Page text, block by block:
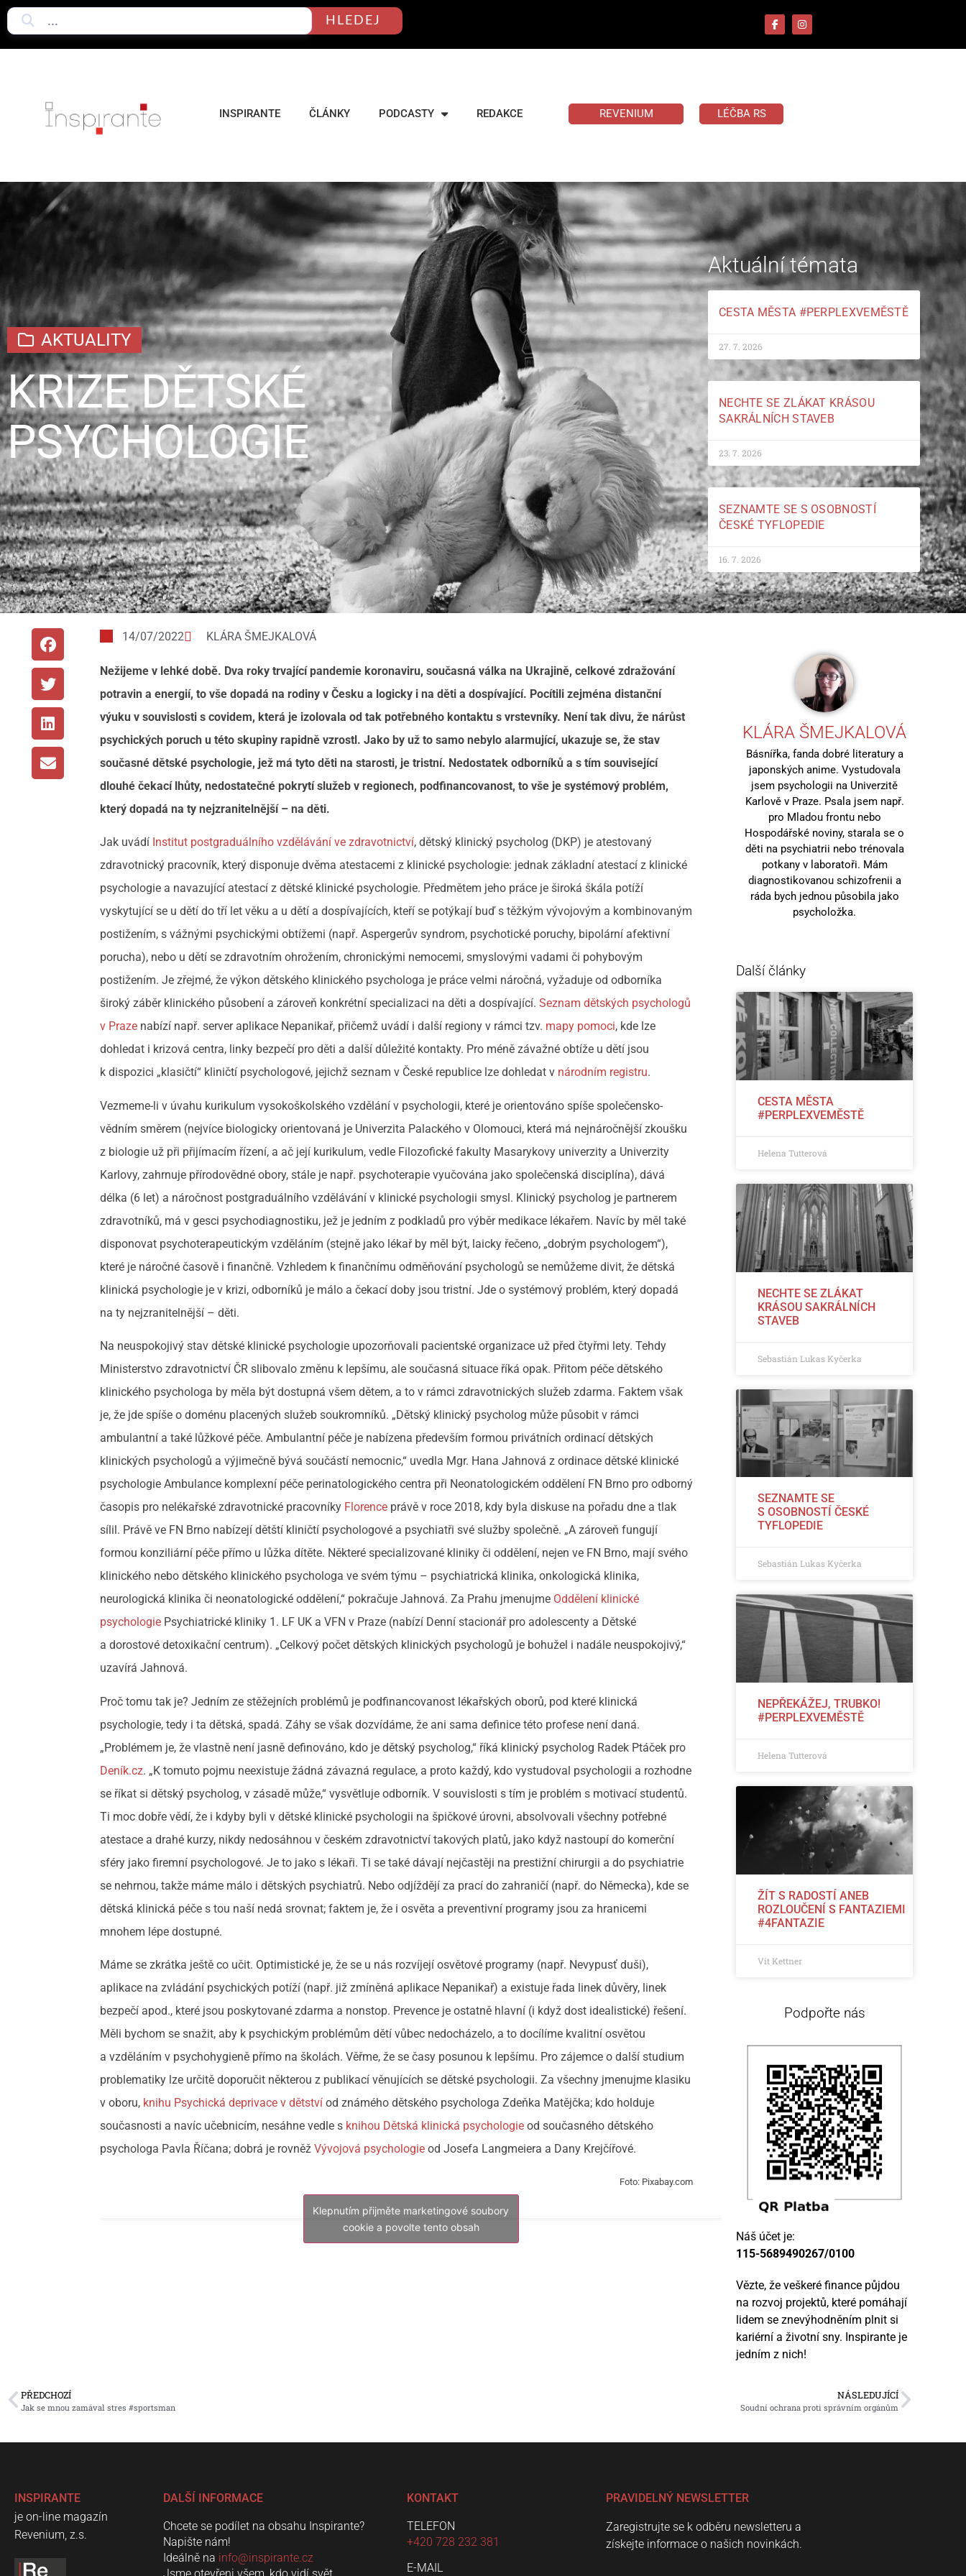
HLEDEJ
INSPIRANTE ČLÁNKY PODCASTY REDAKCE REVENIUM LÉČBA RS
AKTUALITY
KRIZE DĚTSKÉ
PSYCHOLOGIE
Aktuální témata
CESTA MĚSTA #PERPLEXVEMĚSTĚ
27. 7. 2026
NECHTE SE ZLÁKAT KRÁSOU
SAKRÁLNÍCH STAVEB
23. 7. 2026
SEZNAMTE SE S OSOBNOSTÍ
ČESKÉ TYFLOPEDIE
16. 7. 2026
14/07/2022 KLÁRA ŠMEJKALOVÁ
Nežijeme v lehké době. Dva roky trvající pandemie koronaviru, současná válka na Ukrajině, celkové zdražování
potravin a energií, to vše dopadá na rodiny v Česku a logicky i na děti a dospívající. Pocítili zejména distanční
výuku v souvislosti s covidem, která je izolovala od tak potřebného kontaktu s vrstevníky. Není tak divu, že nárůst
psychických poruch u této skupiny rapidně vzrostl. Jako by už to samo nebylo alarmující, ukazuje se, že stav
současné dětské psychologie, jež má tyto děti na starosti, je tristní. Nedostatek odborníků a s tím související
dlouhé čekací lhůty, nedostatečné pokrytí služeb v regionech, podfinancovanost, to vše je systémový problém,
který dopadá na ty nejzranitelnější – na děti.
Jak uvádí Institut postgraduálního vzdělávání ve zdravotnictví, dětský klinický psycholog (DKP) je atestovaný
zdravotnický pracovník, který disponuje dvěma atestacemi z klinické psychologie: jednak základní atestací z klinické
psychologie a navazující atestací z dětské klinické psychologie. Předmětem jeho práce je široká škála potíží
vyskytující se u dětí do tří let věku a u dětí a dospívajících, kteří se potýkají buď s těžkým vývojovým a kombinovaným
postižením, s vážnými psychickými obtížemi (např. Aspergerův syndrom, psychotické poruchy, bipolární afektivní
porucha), nebo u dětí se zdravotním ohrožením, chronickými nemocemi, smyslovými vadami či pohybovým
postižením. Je zřejmé, že výkon dětského klinického psychologa je práce velmi náročná, vyžaduje od odborníka
široký záběr klinického působení a zároveň konkrétní specializaci na děti a dospívající.Seznam dětských psychologů
v Praze nabízí např. server aplikace Nepanikař, přičemž uvádí i další regiony v rámci tzv. mapy pomoci, kde lze
dohledat i krizová centra, linky bezpečí pro děti a další důležité kontakty. Pro méně závažné obtíže u dětí jsou
k dispozici „klasičtí“ kliničtí psychologové, jejichž seznam v České republice lze dohledat v národním registru.
Vezmeme-li v úvahu kurikulum vysokoškolského vzdělání v psychologii, které je orientováno spíše společensko-
vědním směrem (nejvíce biologicky orientovaná je Univerzita Palackého v Olomouci, která má nejnáročnější zkoušku
z biologie už při přijímacím řízení, a ač její kurikulum, vedle Filozofické fakulty Masarykovy univerzity a Univerzity
Karlovy, zahrnuje přírodovědné obory, stále je např. psychoterapie vyučována jako společenská disciplína), dává
délka (6 let) a náročnost postgraduálního vzdělávání v klinické psychologii smysl. Klinický psycholog je partnerem
zdravotníků, má v gesci psychodiagnostiku, jež je jedním z podkladů pro výběr medikace lékařem. Navíc by měl také
disponovat psychoterapeutickým vzděláním (stejně jako lékař by měl být, laicky řečeno, „dobrým psychologem“),
které je náročné časově i finančně. Vzhledem k finančnímu odměňování psychologů se nemůžeme divit, že dětská
klinická psychologie je v krizi, odborníků je málo a čekací doby jsou tristní. Jde o systémový problém, který dopadá
na ty nejzranitelnější – děti.
Na neuspokojivý stav dětské klinické psychologie upozorňovali pacientské organizace už před čtyřmi lety. Tehdy
Ministerstvo zdravotnictví ČR slibovalo změnu k lepšímu, ale současná situace říká opak. Přitom péče dětského
klinického psychologa by měla být dostupná všem dětem, a to v rámci zdravotnických služeb zdarma. Faktem však
je, že jde spíše o doménu placených služeb soukromníků. „Dětský klinický psycholog může působit v rámci
ambulantní a také lůžkové péče. Ambulantní péče je nabízena především formou privátních ordinací dětských
klinických psychologů a výjimečně bývá součástí nemocnic,“ uvedla Mgr. Hana Jahnová z ordinace dětské klinické
psychologie Ambulance komplexní péče perinatologického centra při Neonatologickém oddělení FN Brno pro odborný
časopis pro nelékařské zdravotnické pracovníky Florence právě v roce 2018, kdy byla diskuse na pořadu dne a tlak
sílil. Právě ve FN Brno nabízejí dětští kliničtí psychologové a psychiatři své služby společně. „A zároveň fungují
formou konziliární péče přímo u lůžka dítěte. Některé specializované kliniky či oddělení, nejen ve FN Brno, mají svého
klinického nebo dětského klinického psychologa ve svém týmu – psychiatrická klinika, onkologická klinika,
neurologická klinika či neonatologické oddělení,“ pokračuje Jahnová. Za Prahu jmenujme Oddělení klinické
psychologie Psychiatrické kliniky 1. LF UK a VFN v Praze (nabízí Denní stacionář pro adolescenty a Dětské
a dorostové detoxikační centrum). „Celkový počet dětských klinických psychologů je bohužel i nadále neuspokojivý,“
uzavírá Jahnová.
Proč tomu tak je? Jedním ze stěžejních problémů je podfinancovanost lékařských oborů, pod které klinická
psychologie, tedy i ta dětská, spadá. Záhy se však dozvídáme, že ani sama definice této profese není daná.
„Problémem je, že vlastně není jasně definováno, kdo je dětský psycholog,“ říká klinický psycholog Radek Ptáček pro
Deník.cz. „K tomuto pojmu neexistuje žádná závazná regulace, a proto každý, kdo vystudoval psychologii a rozhodne
se říkat si dětský psycholog, v zásadě může,“ vysvětluje odborník. V souvislosti s tím je problém s motivací studentů.
Ti moc dobře vědí, že i kdyby byli v dětské klinické psychologii na špičkové úrovni, absolvovali všechny potřebné
atestace a drahé kurzy, nikdy nedosáhnou v českém zdravotnictví takových platů, jako když nastoupí do komerční
sféry jako firemní psychologové. Je to jako s lékaři. Ti se také dávají nejčastěji na prestižní chirurgii a do psychiatrie
se nehrnou, takže máme málo i dětských psychiatrů. Nebo odjíždějí za prací do zahraničí (např. do Německa), kde se
dětská klinická péče s tou naší nedá srovnat; faktem je, že i osvěta a preventivní programy jsou za hranicemi
mnohem lépe dostupné.
Máme se zkrátka ještě co učit. Optimistické je, že se u nás rozvíjejí osvětové programy (např. Nevypusť duši),
aplikace na zvládání psychických potíží (např. již zmíněná aplikace Nepanikař) a existuje řada linek důvěry, linek
bezpečí apod., které jsou poskytované zdarma a nonstop. Prevence je ostatně hlavní (i když dost idealistické) řešení.
Měli bychom se snažit, aby k psychickým problémům dětí vůbec nedocházelo, a to docílíme kvalitní osvětou
a vzděláním v psychohygieně přímo na školách. Věřme, že se časy posunou k lepšímu. Pro zájemce o další studium
problematiky lze určitě doporučit některou z publikací věnujících se dětské psychologii. Za všechny jmenujme klasiku
v oboru, knihu Psychická deprivace v dětství od známého dětského psychologa Zdeňka Matějčka; kdo holduje
současnosti a navíc učebnicím, nesáhne vedle s knihou Dětská klinická psychologie od současného dětského
psychologa Pavla Říčana; dobrá je rovněžVývojová psychologie od Josefa Langmeiera a Dany Krejčířové.
Foto: Pixabay.com
Klepnutím přijměte marketingové soubory
cookie a povolte tento obsah
KLÁRA ŠMEJKALOVÁ
Básnířka, fanda dobré literatury a
japonských anime. Vystudovala
jsem psychologii na Univerzitě
Karlově v Praze. Psala jsem např.
pro Mladou frontu nebo
Hospodářské noviny, starala se o
děti na psychiatrii nebo trénovala
potkany v laboratoři. Mám
diagnostikovanou schizofrenii a
ráda bych jednou působila jako
psycholožka.
Další články
CESTA MĚSTA
#PERPLEXVEMĚSTĚ
Helena Tutterová
NECHTE SE ZLÁKAT
KRÁSOU SAKRÁLNÍCH
STAVEB
Sebastián Lukas Kyčerka
SEZNAMTE SE
S OSOBNOSTÍ ČESKÉ
TYFLOPEDIE
Sebastián Lukas Kyčerka
NEPŘEKÁŽEJ, TRUBKO!
#PERPLEXVEMĚSTĚ
Helena Tutterová
ŽÍT S RADOSTÍ ANEB
ROZLOUČENÍ S FANTAZIEMI
#4FANTAZIE
Vít Kettner
Podpořte nás
Náš účet je:
115-5689490267/0100
Vězte, že veškeré finance půjdou
na rozvoj projektů, které pomáhají
lidem se znevýhodněním plnit si
kariérní a životní sny. Inspirante je
jedním z nich!
PŘEDCHOZÍ
Jak se mnou zamával stres #sportsman
NÁSLEDUJÍCÍ
Soudní ochrana proti správním orgánům
INSPIRANTE
je on-line magazín
Revenium, z.s.
DALŠÍ INFORMACE
Chcete se podílet na obsahu Inspirante?
Napište nám!
Ideálně na info@inspirante.cz
KONTAKT
TELEFON
+420 728 232 381
E-MAIL
PRAVIDELNÝ NEWSLETTER
Zaregistrujte se k odběru newsletteru a
získejte informace o našich novinkách.